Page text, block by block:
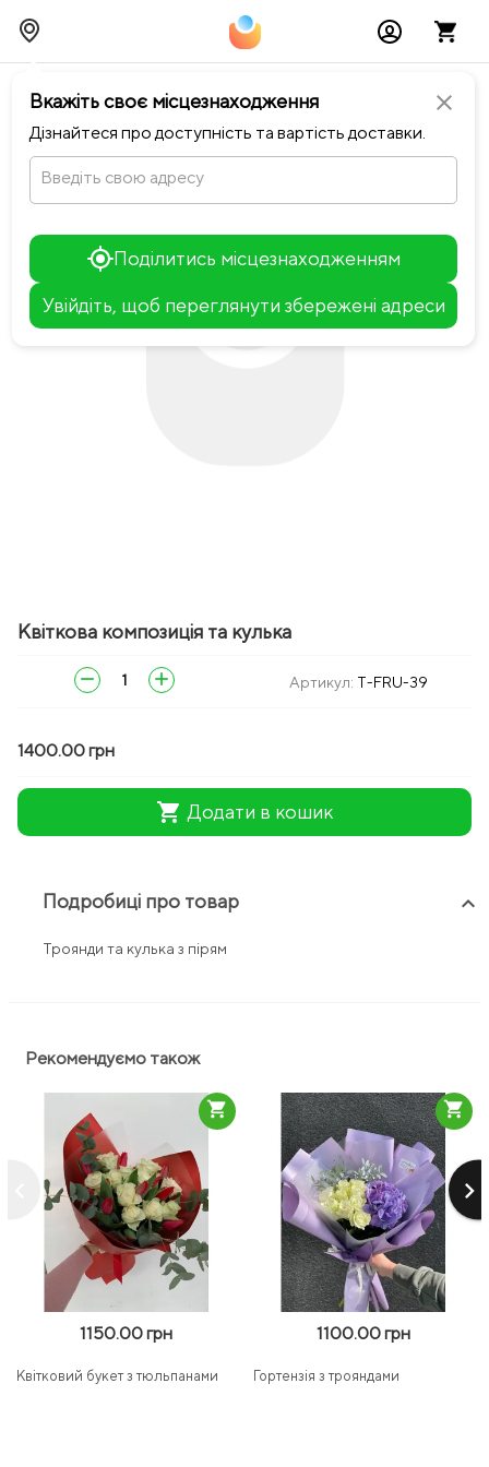
close
Вкажіть своє місцезнаходження
Дізнайтеся про доступність та вартість доставки.
Введіть свою адресу
Поділитись місцезнаходженням
Увійдіть, щоб переглянути збережені адреси
chevron_leftПовернутися до Frutiana
Квіткова композиція та кулька
remove add Артикул: T-FRU-39
1400.00 грн
shopping_cart Додати в кошик
Подробиці про товар keyboard_arrow_up
Троянди та кулька з пірям
Рекомендуємо також
keyboard_arrow_right
1150.00 грн
Квітковий букет з тюльпанами
shopping_cart
1100.00 грн
Гортензія з трояндами
shopping_cart